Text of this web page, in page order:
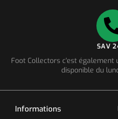
SAV
Foot Collectors c'est
disponible du
Informations